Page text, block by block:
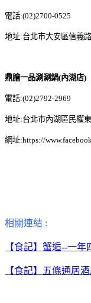
電話:(02)2700-0525
地址:台北市大安區信義
鼎膾一品涮涮鍋(內湖店)
電話:(02)2792-2969
地址:台北市內湖區民權
網址:https://
相關連結 :
【食記】蟹逅--一
【食記】五條通居